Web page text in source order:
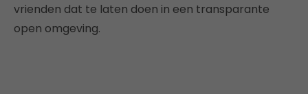
vrienden dat te laten doen in een transparante
open omgeving.